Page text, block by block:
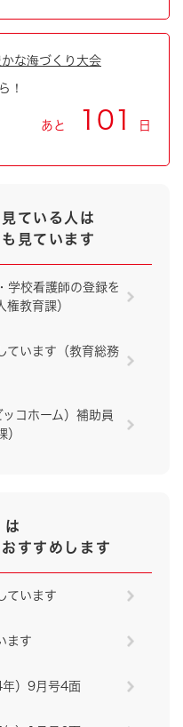
な海づくり大会
！
あと 101 日
ている人は
見ています
学校看護師の登録を
教育課）
ています（教育総務
コホーム）補助員
）
は
すすめします
ています
ます
）9月号4面